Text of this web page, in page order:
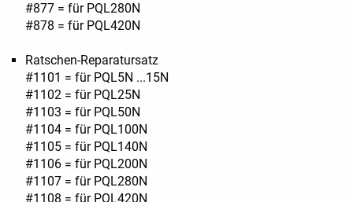
#877 = für PQL280N
#878 = für PQL420N
Ratschen-Reparatursatz
#1101 = für PQL5N ...15N
#1102 = für PQL25N
#1103 = für PQL50N
#1104 = für PQL100N
#1105 = für PQL140N
#1106 = für PQL200N
#1107 = für PQL280N
#1108 = für PQL420N